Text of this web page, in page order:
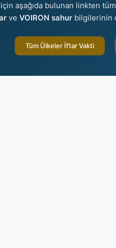
aşağıda bulunan linkten
ve VOIRON sahurbilgilerinin
Tüm Ülkeler İftar Vakti